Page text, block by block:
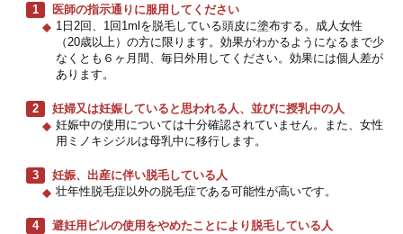
1
医師の指示通りに服用してください
1日2回、1回1mlを脱毛している頭皮に塗布する。成人女性
（20歳以上）の方に限ります。効果がわかるようになるまで少
なくとも６ヶ月間、毎日外用してください。効果には個人差が
あります。
2
妊婦又は妊娠していると思われる人、並びに授乳中の人
妊娠中の使用については十分確認されていません。また、女性
用ミノキシジルは母乳中に移行します。
3
妊娠、出産に伴い脱毛している人
壮年性脱毛症以外の脱毛症である可能性が高いです。
4
避妊用ピルの使用をやめたことにより脱毛している人